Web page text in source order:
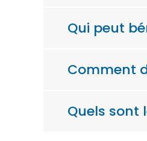
Qui peut
Comment
Quels sont